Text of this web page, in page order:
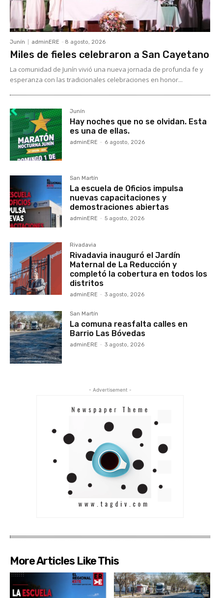
Junín adminERE - 8 agosto, 2026
Miles de fieles celebraron a San Cayetano
La comunidad de Junín vivió una nueva jornada de profunda fe y
esperanza con las tradicionales celebraciones en honor...
Junín
Hay noches que no se olvidan. Esta
es una de ellas.
adminERE - 6 agosto, 2026
San Martín
La escuela de Oficios impulsa
nuevas capacitaciones y
demostraciones abiertas
adminERE - 5 agosto, 2026
Rivadavia
Rivadavia inauguró el Jardín
Maternal de La Reducción y
completó la cobertura en todos los
distritos
adminERE - 3 agosto, 2026
San Martín
La comuna reasfalta calles en
Barrio Las Bóvedas
adminERE - 3 agosto, 2026
- Advertisement -
More Articles Like This